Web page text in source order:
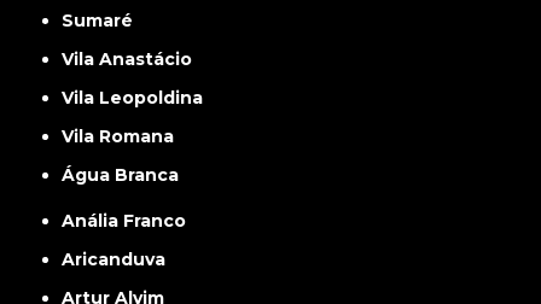
Sumaré
Vila Anastácio
Vila Leopoldina
Vila Romana
Água Branca
Anália Franco
Aricanduva
Artur Alvim